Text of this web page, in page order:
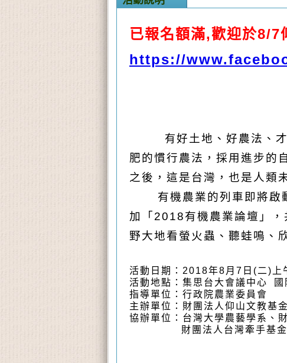
已報名額滿,歡迎於8/7
https://
健
有好土地、好農法、
肥的慣行農法，採用進步的
之後，這是台灣，也是人類
有機農業的列車即將啟動
加「2018有機農業論壇」
野大地看螢火蟲、聽蛙鳴、
活動日期：2018年8月7日(二)上
活動地點：集思台大會議中心
指導單位：行政院農業委員會
主辦單位 ： 財團法人仰山文教基
協辦單位：台灣大學農藝學系、
財團法人台灣牽手基金